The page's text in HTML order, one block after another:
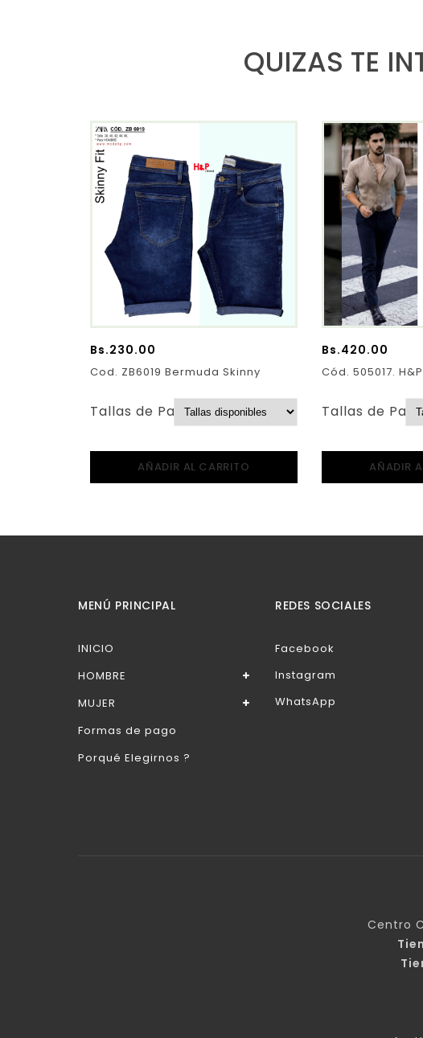
QUIZAS TE
Bs.230.00
Cod. ZB6019 Bermuda Skinny
Tallas de Pantalones:
AÑADIR AL CARRITO
Bs.420.00
Cód. 505017.
Tallas de
AÑADIR
MENÚ PRINCIPAL
INICIO
HOMBRE
MUJER
Formas de pago
Porqué Elegirnos ?
REDES SOCIALES
Facebook
Instagram
WhatsApp
Centro